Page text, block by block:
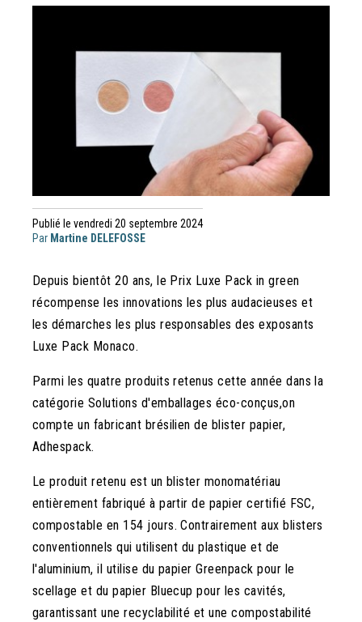
Publié le vendredi 20 septembre 2024
Par Martine DELEFOSSE
Depuis bientôt 20 ans, le Prix Luxe Pack in green
récompense les innovations les plus audacieuses et
les démarches les plus responsables des exposants
Luxe Pack Monaco.
Parmi les quatre produits retenus cette année dans la
catégorie Solutions d'emballages éco-conçus,on
compte un fabricant brésilien de blister papier,
Adhespack.
Le produit retenu est un blister monomatériau
entièrement fabriqué à partir de papier certifié FSC,
compostable en 154 jours. Contrairement aux blisters
conventionnels qui utilisent du plastique et de
l'aluminium, il utilise du papier Greenpack pour le
scellage et du papier Bluecup pour les cavités,
garantissant une recyclabilité et une compostabilité